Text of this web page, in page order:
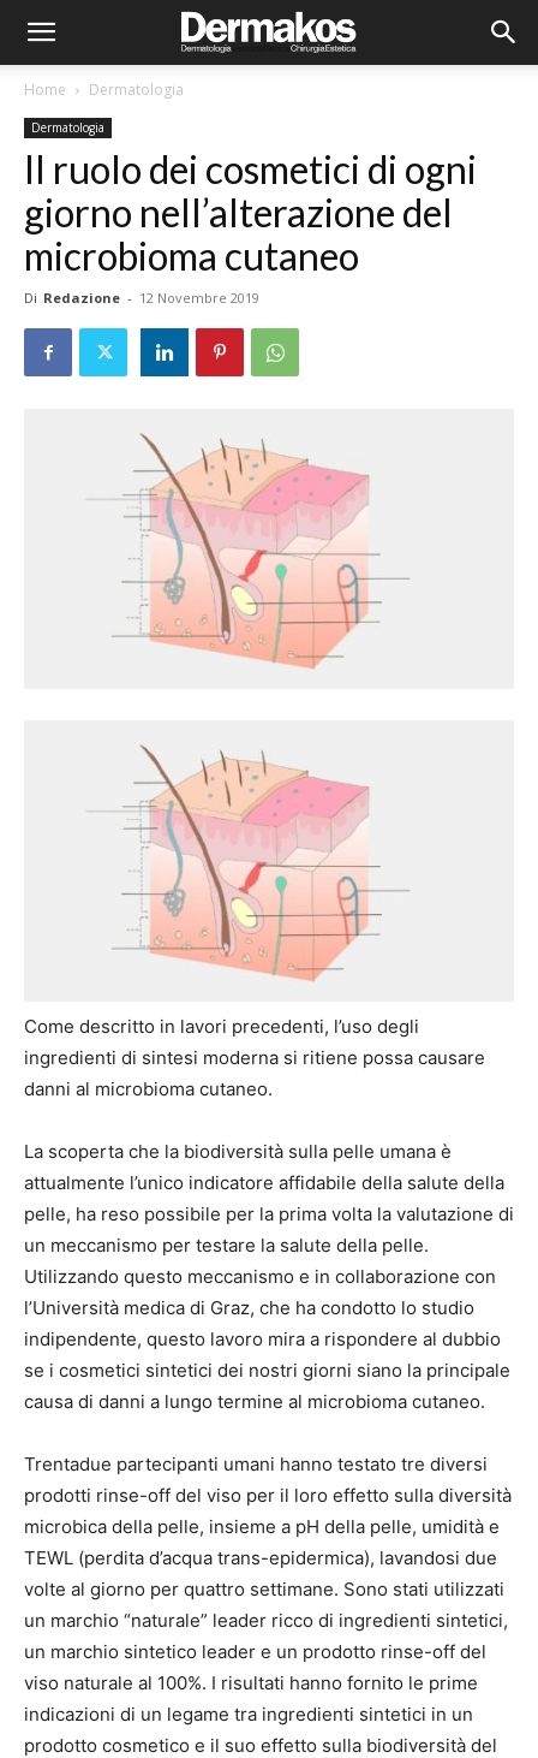
Home Dermatologia
Dermatologia
Il ruolo dei cosmetici di ogni
giorno nell’alterazione del
microbioma cutaneo
Di Redazione - 12 Novembre 2019
Come descritto in lavori precedenti, l’uso degli
ingredienti di sintesi moderna si ritiene possa causare
danni al microbioma cutaneo.
La scoperta che la biodiversità sulla pelle umana è
attualmente l’unico indicatore affidabile della salute della
pelle, ha reso possibile per la prima volta la valutazione di
un meccanismo per testare la salute della pelle.
Utilizzando questo meccanismo e in collaborazione con
l’Università medica di Graz, che ha condotto lo studio
indipendente, questo lavoro mira a rispondere al dubbio
se i cosmetici sintetici dei nostri giorni siano la principale
causa di danni a lungo termine al microbioma cutaneo.
Trentadue partecipanti umani hanno testato tre diversi
prodotti rinse-off del viso per il loro effetto sulla diversità
microbica della pelle, insieme a pH della pelle, umidità e
TEWL (perdita d’acqua trans-epidermica), lavandosi due
volte al giorno per quattro settimane. Sono stati utilizzati
un marchio “naturale” leader ricco di ingredienti sintetici,
un marchio sintetico leader e un prodotto rinse-off del
viso naturale al 100%. I risultati hanno fornito le prime
indicazioni di un legame tra ingredienti sintetici in un
prodotto cosmetico e il suo effetto sulla biodiversità del